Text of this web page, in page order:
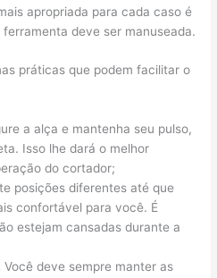
apropriada para cada caso é
deve ser manuseada.
práticas que podem facilitar o
a alça e mantenha seu pulso,
Isso lhe dará o melhor
do cortador;
posições diferentes até que
confortável para você. É
estejam cansadas durante a
Você deve sempre manter as